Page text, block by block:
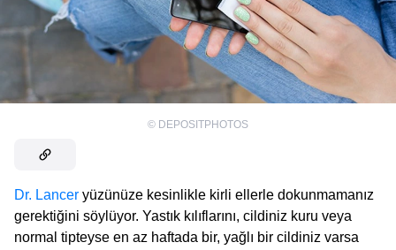
© DEPOSITPHOTOS
Dr. Lancer yüzünüze kesinlikle kirli ellerle dokunmamanız
gerektiğini söylüyor. Yastık kılıflarını, cildiniz kuru veya
normal tipteyse en az haftada bir, yağlı bir cildiniz varsa